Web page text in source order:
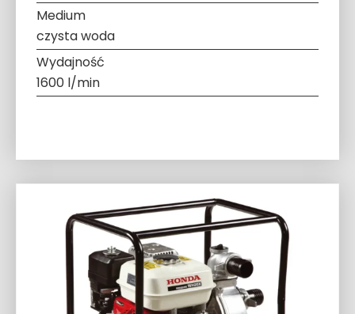
Medium
czysta woda
Wydajność
1600 l/min